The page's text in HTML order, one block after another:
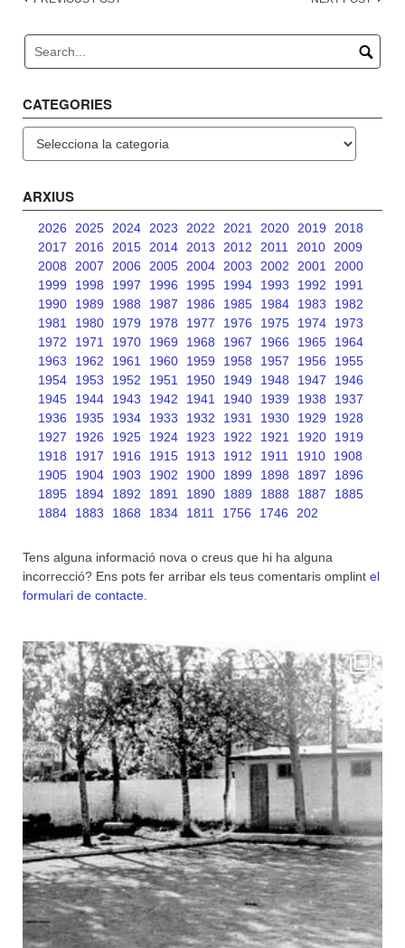
CATEGORIES
ARXIUS
2026 2025 2024 2023 2022 2021 2020 2019
2018
2017
2016 2015 2014 2013 2012 2011 2010 2009
2008
2007 2006 2005 2004 2003 2002 2001
2000
1999
1998 1997 1996 1995 1994 1993 1992
1991
1990
1989 1988 1987 1986 1985 1984 1983
1982
1981
1980 1979 1978 1977 1976 1975 1974
1973
1972
1971 1970 1969 1968 1967 1966 1965
1964
1963
1962 1961 1960 1959 1958 1957 1956
1955
1954
1953 1952 1951 1950 1949 1948 1947
1946
1945
1944 1943 1942 1941 1940 1939 1938
1937
1936
1935 1934 1933 1932 1931 1930 1929
1928
1927
1926 1925 1924 1923 1922 1921 1920
1919
1918
1917 1916 1915 1913 1912 1911 1910
1908
1905
1904 1903 1902 1900 1899 1898 1897
1896
1895
1894 1892 1891 1890 1889 1888 1887
1885
1884
1883 1868 1834 1811 1756 1746 202
Tens alguna informació nova o creus que hi ha alguna
incorrecció? Ens pots fer arribar els teus comentaris omplint el
formulari de contacte.